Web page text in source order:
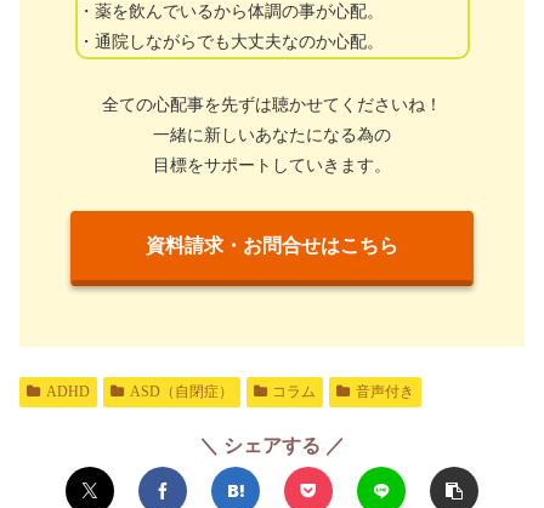
・薬を飲んでいるから体調の事が心配。
・通院しながらでも大丈夫なのか心配。
全ての心配事を先ずは聴かせてくださいね！
一緒に新しいあなたになる為の
目標をサポートしていきます。
資料請求・お問合せはこちら
ADHD ASD（自閉症） コラム 音声付き
シェアする